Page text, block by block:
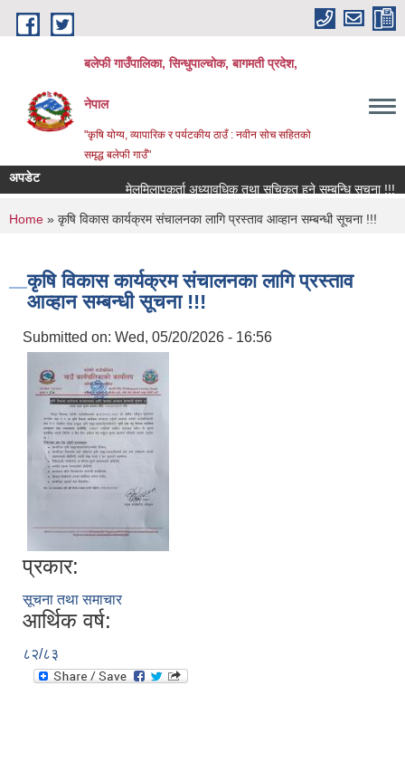
Skip to main content
बलेफी गाउँपालिका, सिन्धुपाल्चोक, बागमती प्रदेश,
नेपाल
"कृषि योग्य, व्यापारिक र पर्यटकीय ठाउँ : नवीन सोच सहितको
समृद्ध बलेफी गाउँ"
अपडेट
मेलमिलापकर्ता अध्यावधिक तथा सूचिकृत हुने सम्बन्धि सूचना !!!
You are here
Home » कृषि विकास कार्यक्रम संचालनका लागि प्रस्ताव आव्हान सम्बन्धी सूचना !!!
कृषि विकास कार्यक्रम संचालनका लागि प्रस्ताव
आव्हान सम्बन्धी सूचना !!!
Submitted on: Wed, 05/20/2026 - 16:56
प्रकार:
सूचना तथा समाचार
आर्थिक वर्ष:
८२/८३